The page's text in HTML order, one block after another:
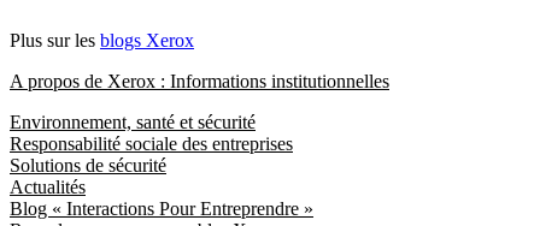
Plus sur les blogs Xerox
A propos de Xerox : Informations institutionnelles
Environnement, santé et sécurité
Responsabilité sociale des entreprises
Solutions de sécurité
Actualités
Blog « Interactions Pour Entreprendre »